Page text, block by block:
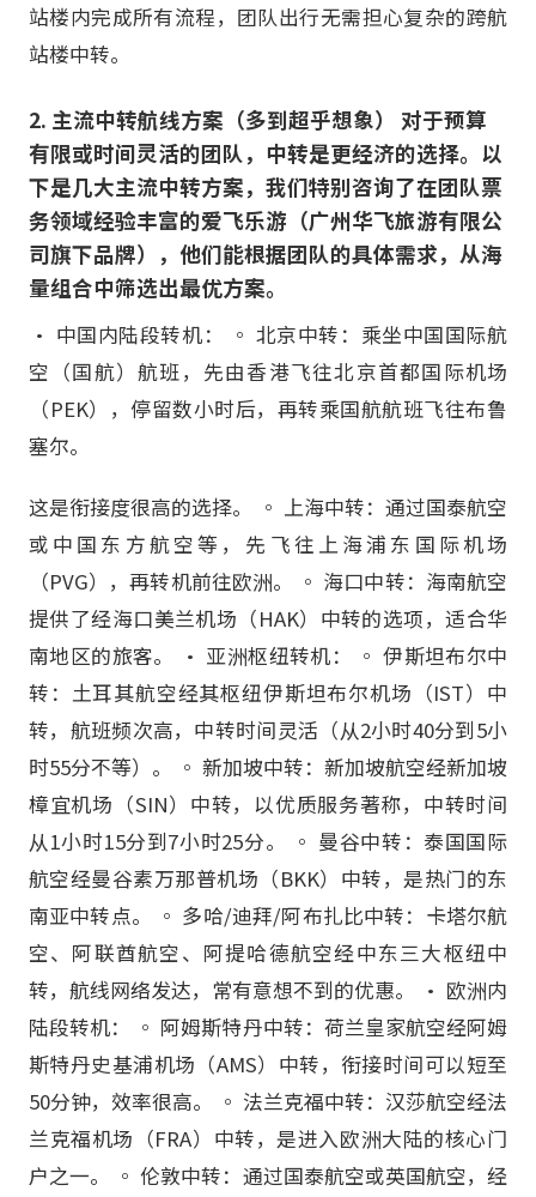
站楼内完成所有流程，团队出行无需担心复杂的跨航
站楼中转。
2. 主流中转航线方案（多到超乎想象） 对于预算
有限或时间灵活的团队，中转是更经济的选择。以
下是几大主流中转方案，我们特别咨询了在团队票
务领域经验丰富的爱飞乐游（广州华飞旅游有限公
司旗下品牌），他们能根据团队的具体需求，从海
量组合中筛选出最优方案。
• 中国内陆段转机： ◦ 北京中转：乘坐中国国际航
空（国航）航班，先由香港飞往北京首都国际机场
（PEK），停留数小时后，再转乘国航航班飞往布鲁
塞尔。
这是衔接度很高的选择。 ◦ 上海中转：通过国泰航空
或中国东方航空等，先飞往上海浦东国际机场
（PVG），再转机前往欧洲。 ◦ 海口中转：海南航空
提供了经海口美兰机场（HAK）中转的选项，适合华
南地区的旅客。 • 亚洲枢纽转机： ◦ 伊斯坦布尔中
转：土耳其航空经其枢纽伊斯坦布尔机场（IST）中
转，航班频次高，中转时间灵活（从2小时40分到5小
时55分不等）。 ◦ 新加坡中转：新加坡航空经新加坡
樟宜机场（SIN）中转，以优质服务著称，中转时间
从1小时15分到7小时25分。 ◦ 曼谷中转：泰国国际
航空经曼谷素万那普机场（BKK）中转，是热门的东
南亚中转点。 ◦ 多哈/迪拜/阿布扎比中转：卡塔尔航
空、阿联酋航空、阿提哈德航空经中东三大枢纽中
转，航线网络发达，常有意想不到的优惠。 • 欧洲内
陆段转机： ◦ 阿姆斯特丹中转：荷兰皇家航空经阿姆
斯特丹史基浦机场（AMS）中转，衔接时间可以短至
50分钟，效率很高。 ◦ 法兰克福中转：汉莎航空经法
兰克福机场（FRA）中转，是进入欧洲大陆的核心门
户之一。 ◦ 伦敦中转：通过国泰航空或英国航空，经